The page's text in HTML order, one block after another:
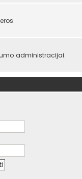
administracijai.